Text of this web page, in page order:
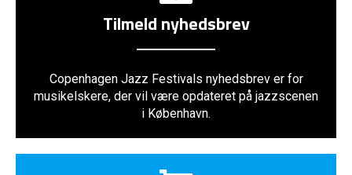
Tilmeld nyhedsbrev
Copenhagen Jazz Festivals nyhedsbrev er for
musikelskere, der vil være opdateret på jazzscenen
i København.